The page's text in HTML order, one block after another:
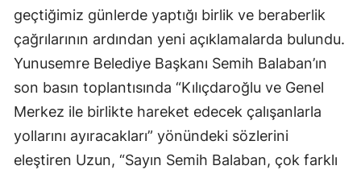
geçtiğimiz günlerde yaptığı birlik ve beraberlik
çağrılarının ardından yeni açıklamalarda bulundu.
Yunusemre Belediye Başkanı Semih Balaban’ın
son basın toplantısında “Kılıçdaroğlu ve Genel
Merkez ile birlikte hareket edecek çalışanlarla
yollarını ayıracakları” yönündeki sözlerini
eleştiren Uzun, “Sayın Semih Balaban, çok farklı